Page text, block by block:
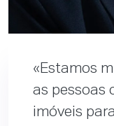
Estamos
as pessoas
imóveis